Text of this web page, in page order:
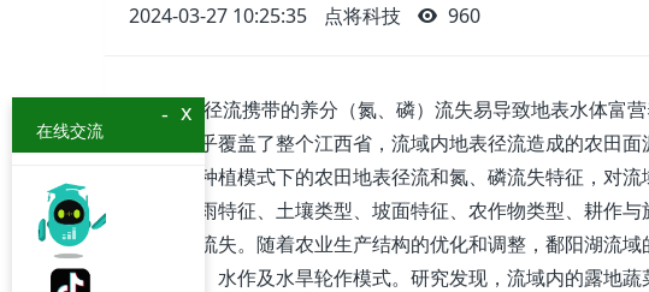
2024-03-27 10:25:35 点将科技 960
地表径流携带的养分（氮、磷）流失易导致地表水体富
流域几乎覆盖了整个江西省，流域内地表径流造成的农田
域典型种植模式下的农田地表径流和氮、磷流失特征，对
出，降雨特征、土壤类型、坡面特征、农作物类型、耕作
氮、磷流失。随着农业生产结构的优化和调整，鄱阳湖流
为旱作、水作及水旱轮作模式。研究发现，流域内的露地
x
-
在线交流